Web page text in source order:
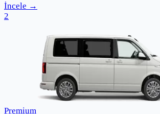
İncele →
2
Premium